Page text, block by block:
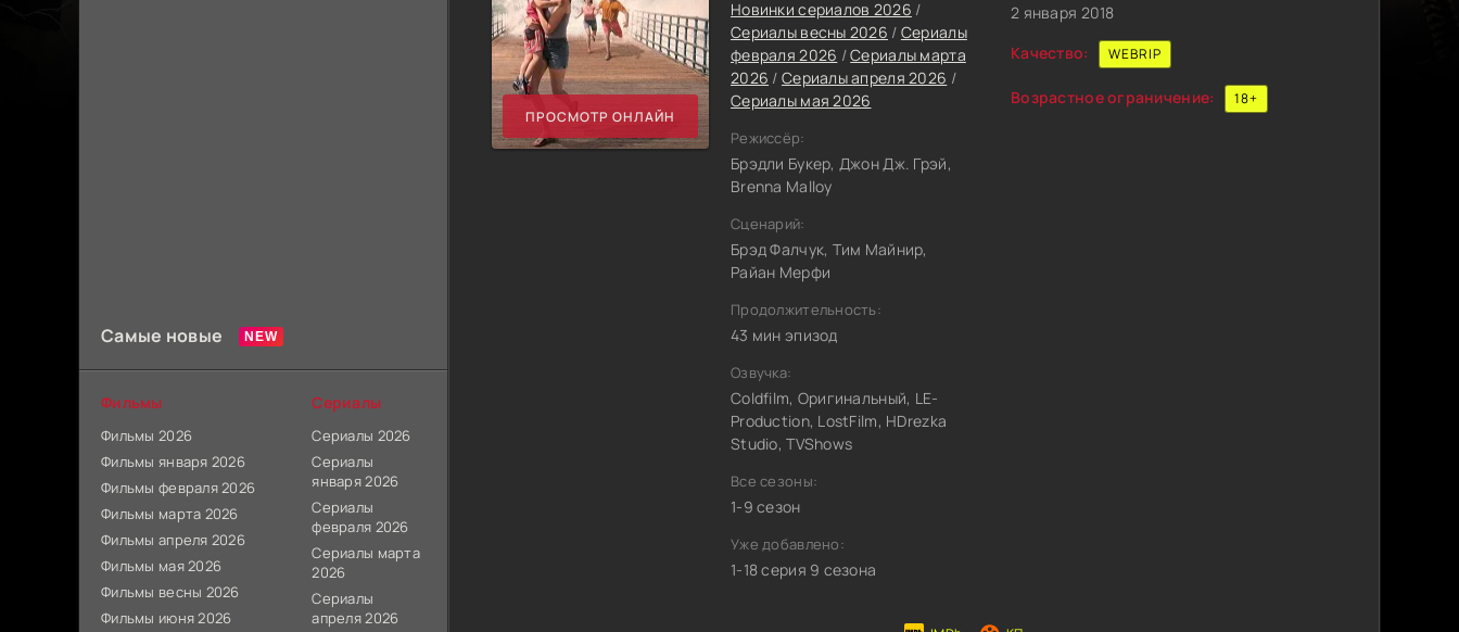
ПРОСМОТР ОНЛАЙН
Новинки сериалов 2026 /
Сериалы весны 2026 / Сериалы
февраля 2026 /Сериалы марта
2026 / Сериалы апреля 2026 /
Сериалы мая 2026
Режиссёр:
Брэдли Букер, Джон Дж. Грэй,
Brenna Malloy
Сценарий:
Брэд Фалчук, Тим Майнир,
Райан Мерфи
Продолжительность:
43 мин эпизод
Озвучка:
Coldfilm, Оригинальный, LE-
Production, LostFilm, HDrezka
Studio, TVShows
Все сезоны:
1-9 сезон
Уже добавлено:
1-18 серия 9 сезона
2 января 2018
Качество:
WEBRIP
Возрастное ограничение: 18+
Самые новые
Фильмы
Фильмы 2026
Фильмы января 2026
Фильмы февраля 2026
Фильмы марта 2026
Фильмы апреля 2026
Фильмы мая 2026
Фильмы весны 2026
Фильмы июня 2026
Сериалы
Сериалы 2026
Сериалы
января 2026
Сериалы
февраля 2026
Сериалы марта
2026
Сериалы
апреля 2026